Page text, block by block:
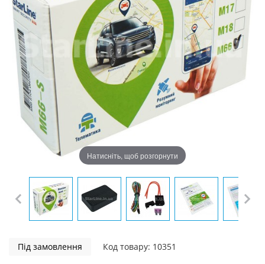
Натисніть, щоб розгорнути
Під замовлення Код товару: 10351